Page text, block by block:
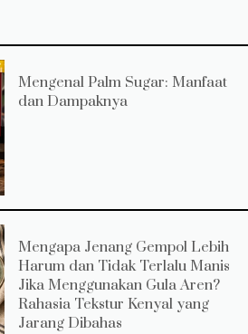
Mengenal Palm Sugar: Manfaat
dan Dampaknya
Mengapa Jenang Gempol Lebih
Harum dan Tidak Terlalu Manis
Jika Menggunakan Gula Aren?
Rahasia Tekstur Kenyal yang
Jarang Dibahas